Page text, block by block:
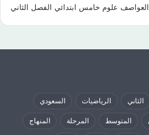
علوم خامس ابتدائي الفصل الثاني
الثاني الرياضيات السعودي
المتوسط المرحلة المنهاج